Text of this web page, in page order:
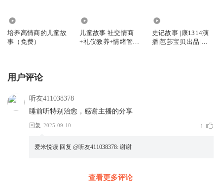
培养高情商的儿童故
事（免费）
儿童故事 社交情商
+礼仪教养+情绪管理
史记故事 |康1314演
播|芭莎宝贝出品|外
用户评论
听友411038378
睡前听特别治愈，感谢主播的分享
回复 2025-09-10 1
爱米悦读 回复 @听友411038378: 谢谢
查看更多评论